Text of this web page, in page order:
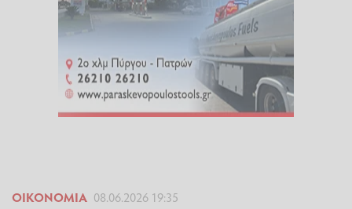
ΟΙΚΟΝΟΜΊΑ 08.06.2026 19:35